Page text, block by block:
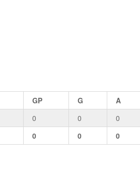
GP G A
0 0 0
0 0 0